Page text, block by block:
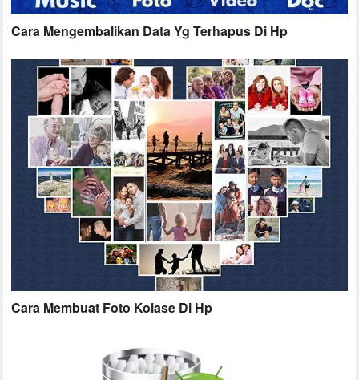
Cara Mengembalikan Data Yg Terhapus Di Hp
Cara Membuat Foto Kolase Di Hp